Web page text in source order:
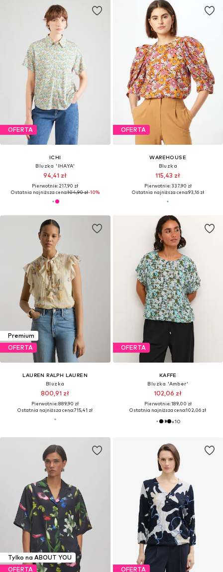
OFERTA
ICHI
Bluzka 'IHAYA'
94,41 zł
Pierwotnie: 217,90 zł
Ostatnia najniższa cena:104,90 zł-10%
OFERTA
WAREHOUSE
Bluzka
115,43 zł
Pierwotnie: 337,90 zł
Ostatnia najniższa cena:93,16 zł
Premium
OFERTA
LAUREN RALPH LAUREN
Bluzka
800,91 zł
Pierwotnie: 889,90 zł
Ostatnia najniższa cena:715,41 zł
OFERTA
KAFFE
Bluzka 'Amber'
102,06 zł
Pierwotnie: 189,00 zł
Ostatnia najniższa cena:102,06 zł
+10
Tylko na ABOUT YOU
OFERTA
OFERTA